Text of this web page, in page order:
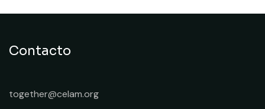
Contacto
together@celam.org